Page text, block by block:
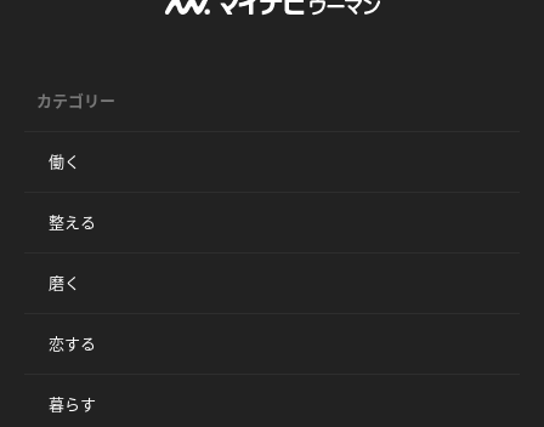
カテゴリー
働く
整える
磨く
恋する
暮らす